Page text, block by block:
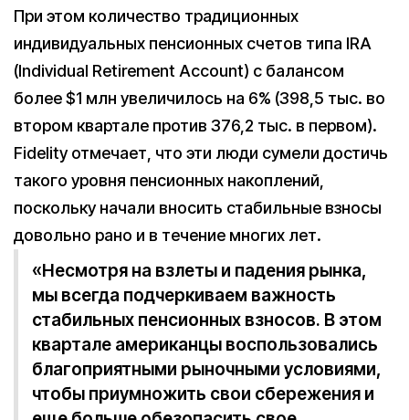
При этом количество традиционных
индивидуальных пенсионных счетов типа IRA
(Individual Retirement Account) с балансом
более $1 млн увеличилось на 6% (398,5 тыс. во
втором квартале против 376,2 тыс. в первом).
Fidelity отмечает, что эти люди сумели достичь
такого уровня пенсионных накоплений,
поскольку начали вносить стабильные взносы
довольно рано и в течение многих лет.
«Несмотря на взлеты и падения рынка,
мы всегда подчеркиваем важность
стабильных пенсионных взносов. В этом
квартале американцы воспользовались
благоприятными рыночными условиями,
чтобы приумножить свои сбережения и